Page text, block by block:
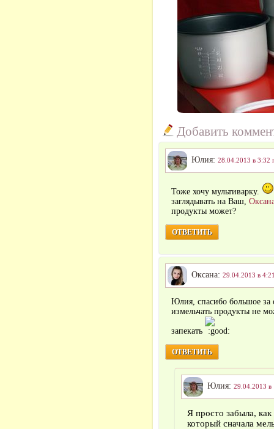
Добавить
Юлия: 28.04.2013 в 3:32
Тоже хочу мультиварку.
заглядывать на Ваш,
продукты может?
ОТВЕТИТЬ
Оксана: 29.04.2013 в
Юлия, спасибо большое
измельчать продукты не
запекать
ОТВЕТИТЬ
Юлия: 29.04.2013 в
Я просто забыла,
который сначала